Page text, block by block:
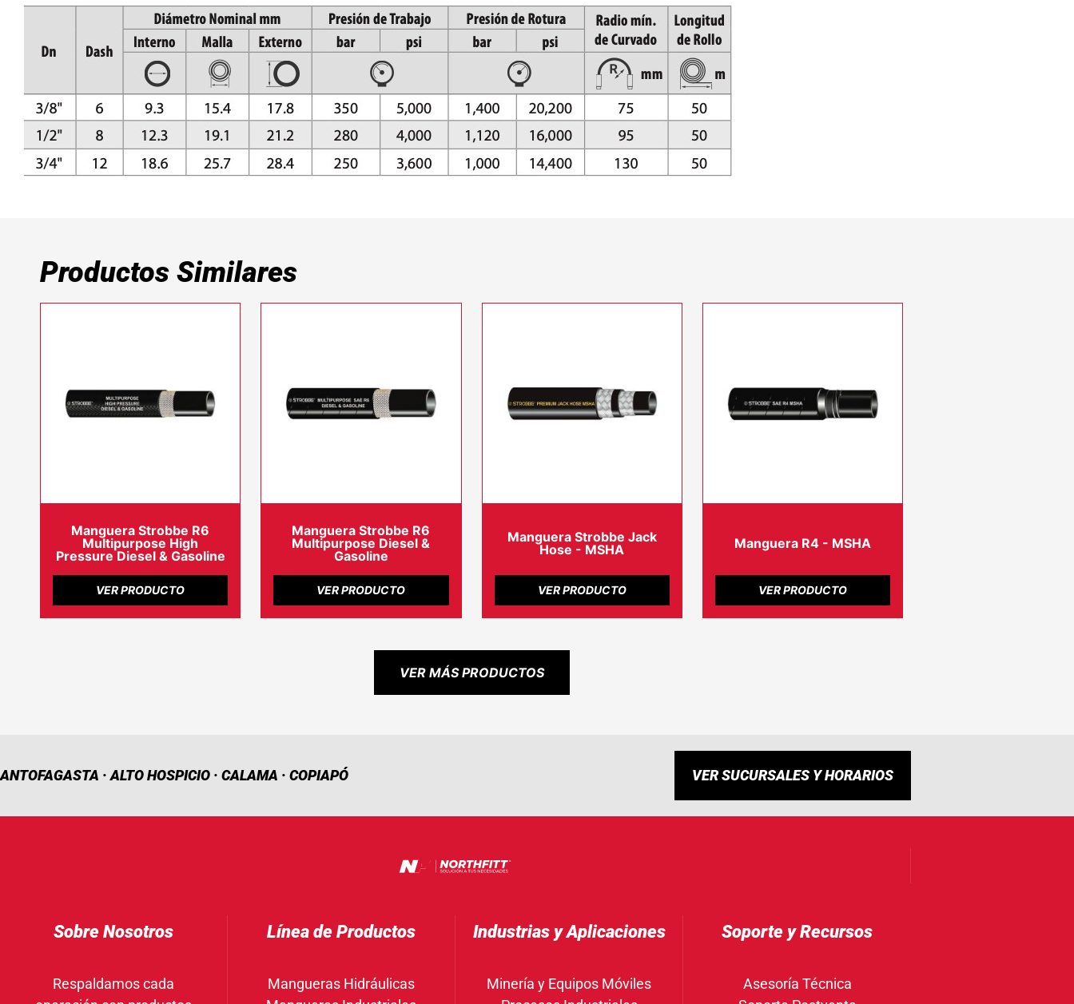
Productos Similares
Manguera Strobbe R6
Multipurpose High
Pressure Diesel & Gasoline
VER PRODUCTO
Manguera Strobbe R6
Multipurpose Diesel &
Gasoline
VER PRODUCTO
Manguera Strobbe Jack
Hose - MSHA
VER PRODUCTO
Manguera R4 - MSHA
VER PRODUCTO
VER MÁS PRODUCTOS
ANTOFAGASTA · ALTO HOSPICIO · CALAMA · COPIAPÓ VER SUCURSALES Y HORARIOS
Sobre Nosotros
Respaldamos cada
Línea de Productos
Mangueras Hidráulicas
Industrias y Aplicaciones
Minería y Equipos Móviles
Soporte y Recursos
Asesoría Técnica